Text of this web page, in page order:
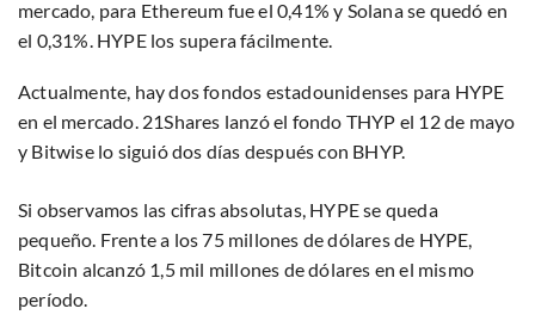
mercado, para Ethereum fue el 0,41% y Solana se quedó en
el 0,31%. HYPE los supera fácilmente.
Actualmente, hay dos fondos estadounidenses para HYPE
en el mercado. 21Shares lanzó el fondo THYP el 12 de mayo
y Bitwise lo siguió dos días después con BHYP.
Si observamos las cifras absolutas, HYPE se queda
pequeño. Frente a los 75 millones de dólares de HYPE,
Bitcoin alcanzó 1,5 mil millones de dólares en el mismo
período.